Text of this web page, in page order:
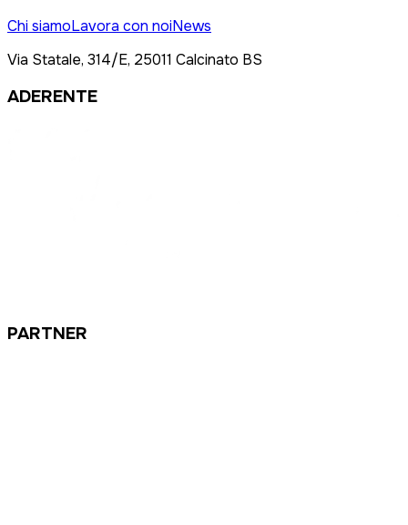
Chi siamoLavora con noiNews
Via Statale, 314/E, 25011 Calcinato BS
ADERENTE
PARTNER